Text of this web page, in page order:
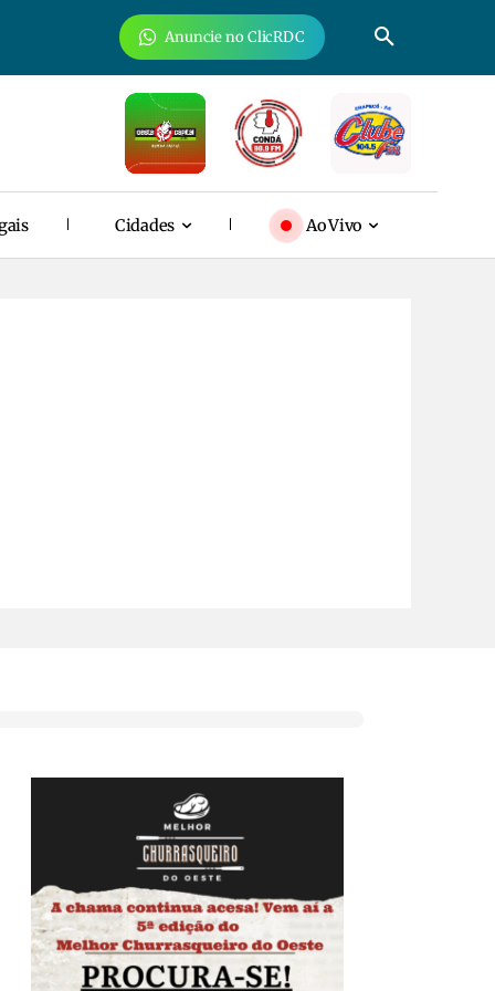
Anuncie no ClicRDC
Cidades Ao Vivo